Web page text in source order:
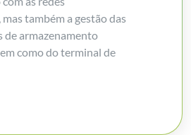
também a gestão das
armazenamento
como do terminal de